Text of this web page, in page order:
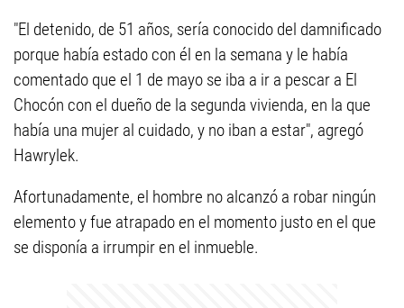
"El detenido, de 51 años, sería conocido del damnificado
porque había estado con él en la semana y le había
comentado que el 1 de mayo se iba a ir a pescar a El
Chocón con el dueño de la segunda vivienda, en la que
había una mujer al cuidado, y no iban a estar", agregó
Hawrylek.
Afortunadamente, el hombre no alcanzó a robar ningún
elemento y fue atrapado en el momento justo en el que
se disponía a irrumpir en el inmueble.